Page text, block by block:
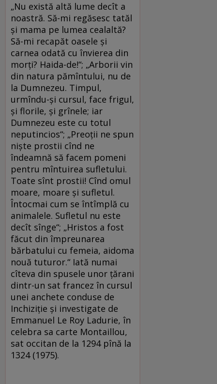
„Nu există altă lume decît a
noastră. Să-mi regăsesc tatăl
și mama pe lumea cealaltă?
Să-mi recapăt oasele și
carnea odată cu învierea din
morți? Haida-de!“; „Arborii vin
din natura pămîntului, nu de
la Dumnezeu. Timpul,
urmîndu-și cursul, face frigul,
și florile, și grînele; iar
Dumnezeu este cu totul
neputincios“; „Preoții ne spun
niște prostii cînd ne
îndeamnă să facem pomeni
pentru mîntuirea sufletului.
Toate sînt prostii! Cînd omul
moare, moare și sufletul.
Întocmai cum se întîmplă cu
animalele. Sufletul nu este
decît sînge“; „Hristos a fost
făcut din împreunarea
bărbatului cu femeia, aidoma
nouă tuturor.“ Iată numai
cîteva din spusele unor țărani
dintr-un sat francez în cursul
unei anchete conduse de
Inchiziție și investigate de
Emmanuel Le Roy Ladurie, în
celebra sa carte Montaillou,
sat occitan de la 1294 pînă la
1324 (1975).